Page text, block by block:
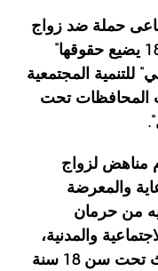
حملة ضد زواج
الأطفال تحت شعار “جوازها قبل 18 يضيع حقوقها”
المجتمعية
المحافظات تحت
مناهض لزواج
والمعرضة
من حرمان
والمدنية،
والأخطار الصحية التى تواجه الإناث تحت سن 18 سنة